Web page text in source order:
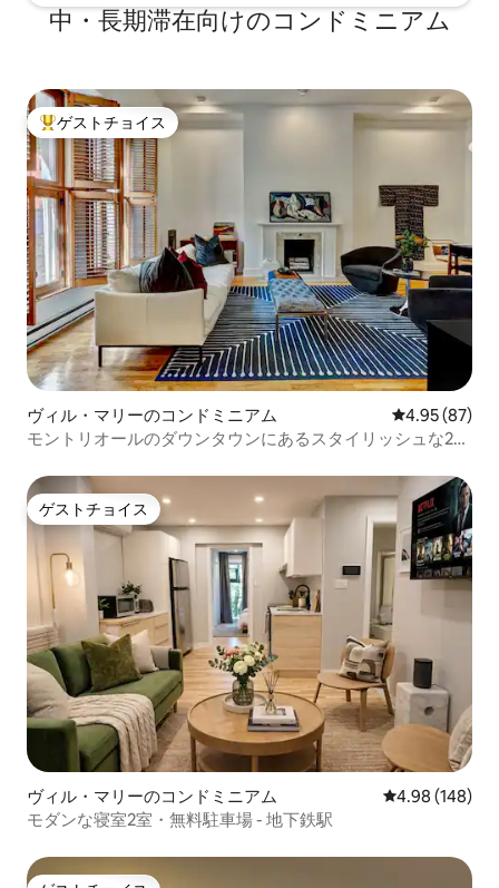
中・長期滞在向けのコンドミニアム
大好評のゲストチョイスです。
ゲストチョイス
ヴィル・マリーのコンドミニアム レビュー87
4.95 (87)
モントリオールのダウンタウンにあるスタイリッシュな2ベ
ゲストチョイス
ゲストチョイス
ヴィル・マリーのコンドミニアム レビュー148
4.98 (148)
モダンな寝室2室・無料駐車場 - 地下鉄駅